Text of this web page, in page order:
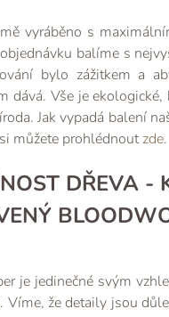
vyráběno s
balíme s
bylo zážitkem a
dává. Vše je ekologické,
Jak vypadá balení
můžete prohlédnoutzde.
DŘEVA -
je jedinečné svým
Víme, že detaily jsou